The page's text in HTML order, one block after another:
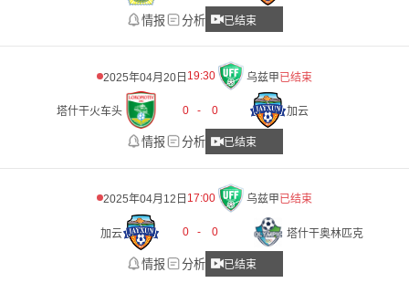
情报 分析 已结束
2025年04月20日 19:30 乌兹甲已结束
塔什干火车头 0 - 0 加云
情报 分析 已结束
2025年04月12日 17:00 乌兹甲已结束
加云 0 - 0 塔什干奥林匹克
情报 分析 已结束